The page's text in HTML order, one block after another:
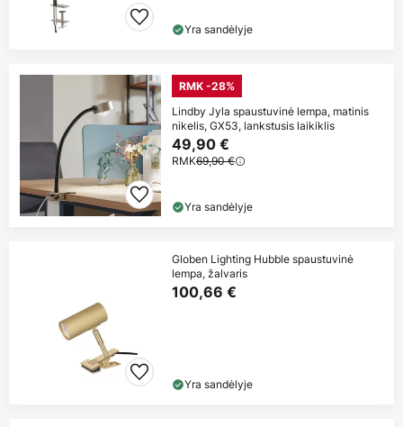
Yra sandėlyje
RMK -28%
Lindby Jyla spaustuvinė lempa, matinis
nikelis, GX53, lankstusis laikiklis
49,90 €
RMK69,90 €
Yra sandėlyje
Globen Lighting Hubble spaustuvinė
lempa, žalvaris
100,66 €
Yra sandėlyje